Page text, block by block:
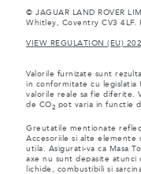
© JAGUAR LAND ROVER
Whitley, Coventry CV3 4LF.
VIEW REGULATION (EU)
Valorile furnizate sunt
in conformitate cu legislatia
valorile reale sa fie diferite.
de CO2 pot varia in functie
Greutatile mentionate
Accesoriile si alte elemente
utila. Asigurati-va ca Masa
axe nu sunt depasite atunci
lichide, combustibili si